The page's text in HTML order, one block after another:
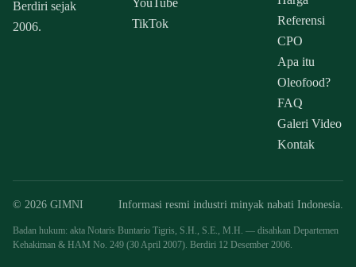
Berdiri sejak
2006.
YouTube
TikTok
Referensi
CPO
Apa itu
Oleofood?
FAQ
Galeri Video
Kontak
© 2026 GIMNI Informasi resmi industri minyak nabati Indonesia.
Badan hukum: akta Notaris Buntario Tigris, S.H., S.E., M.H. — disahkan Departemen
Kehakiman & HAM No. 249 (30 April 2007). Berdiri 12 Desember 2006.